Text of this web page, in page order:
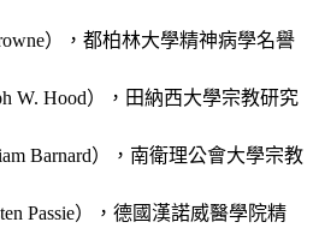
），都柏林大學精神病學名譽
W. Hood），田納西大學宗教研究
Barnard），南衛理公會大學宗教
Passie），德國漢諾威醫學院精